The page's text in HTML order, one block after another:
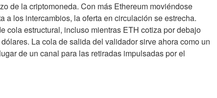
de la criptomoneda. Con más Ethereum moviéndose
a los intercambios, la oferta en circulación se estrecha.
cola estructural, incluso mientras ETH cotiza por debajo
La cola de salida del validador sirve ahora como un
de un canal para las retiradas impulsadas por el